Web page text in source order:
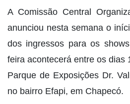
A Comissão Central
anunciou nesta semana o
dos ingressos para os
feira acontecerá entre os dias
Parque de Exposições Dr.
no bairro Efapi, em Chapecó.